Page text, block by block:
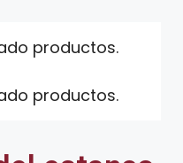
productos.
productos.